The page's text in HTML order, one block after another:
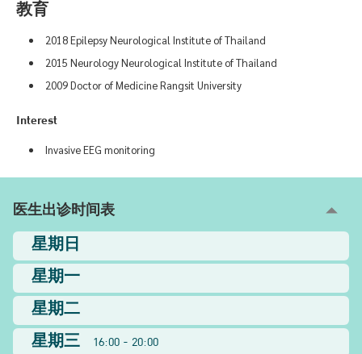
教育
2018 Epilepsy Neurological Institute of Thailand
2015 Neurology Neurological Institute of Thailand
2009 Doctor of Medicine Rangsit University
Interest
Invasive EEG monitoring
医生出诊时间表
星期日
星期一
星期二
星期三
16:00 - 20:00